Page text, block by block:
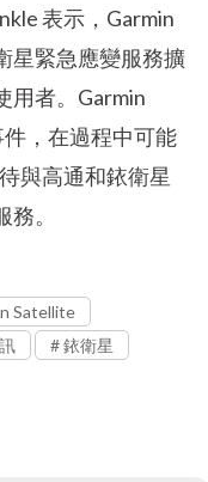
表示，Garmin
星緊急應變服務擴
用者。Garmin
件，在過程中可能
與高通和銥衛星
。
Satellite
銥衛星